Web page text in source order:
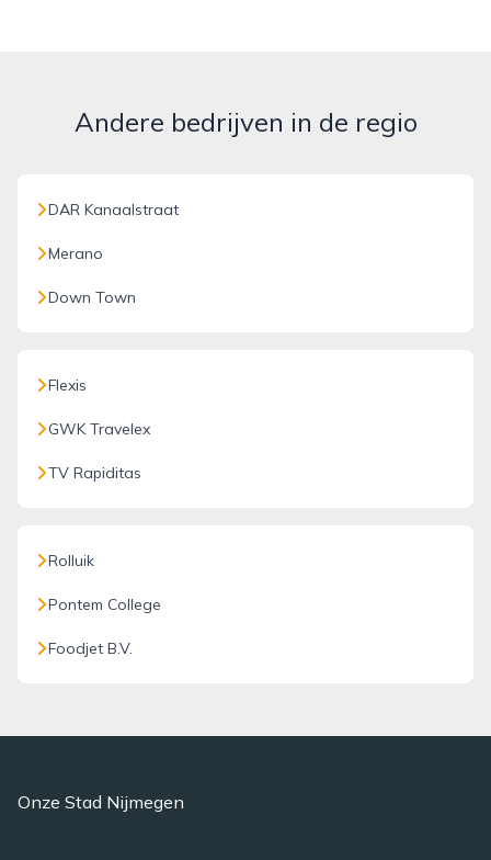
Andere bedrijven in de regio
DAR Kanaalstraat
Merano
Down Town
Flexis
GWK Travelex
TV Rapiditas
Rolluik
Pontem College
Foodjet B.V.
Onze Stad Nijmegen